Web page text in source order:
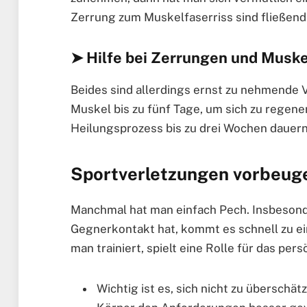
Zerrung zum Muskelfaserriss sind
➤ Hilfe bei Zerrungen und
Beides sind allerdings ernst zu
Muskel bis zu fünf Tage, um sich zu
Heilungsprozess bis zu drei Wochen
Sportverletzungen
Manchmal hat man einfach Pech.
Gegnerkontakt hat, kommt es schnell zu
man trainiert, spielt eine Rolle für das
Wichtig ist es, sich nicht zu